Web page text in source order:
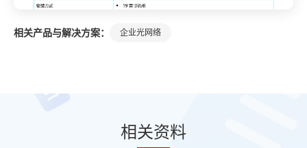
相关产品与解决方案： 企业光网络
相关资料